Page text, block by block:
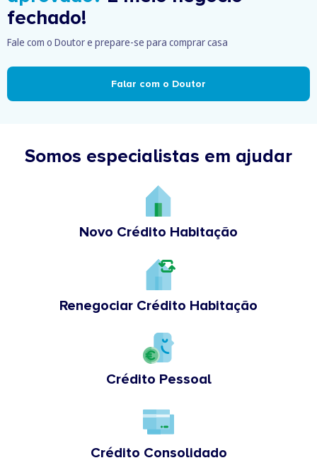
fechado!
Fale com o Doutor e prepare-se para comprar casa
Falar com o Doutor
Somos especialistas em ajudar
Novo Crédito Habitação
Renegociar Crédito Habitação
Crédito Pessoal
Crédito Consolidado